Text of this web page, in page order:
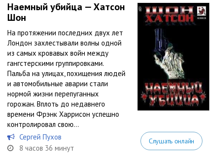
Наемный убийца — Хатсон
Шон
На протяжении последних двух лет
Лондон захлестывали волны одной
из самых кровавых войн между
гангстерскими группировками.
Пальба на улицах, похищения людей
и автомобильные аварии стали
нормой жизни перепуганных
горожан. Вплоть до недавнего
времени Фрэнк Харрисон успешно
контролировал свою...
Сергей Пухов
8 часов 36 минут
Слушать онлайн